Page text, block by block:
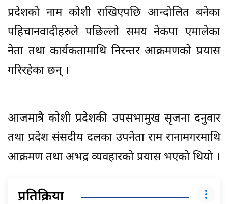
प्रदेशको नाम कोशी राखिएपछि आन्दोलित बनेका
पहिचानवादीहरुले पछिल्लो समय नेकपा एमालेका
नेता तथा कार्यकतामाथि निरन्तर आक्रमणको प्रयास
गरिरहेका छन् ।
आजमात्रै कोशी प्रदेशकी उपसभामुख सृजना दनुवार
तथा प्रदेश संसदीय दलका उपनेता राम रानामगरमाथि
आक्रमण तथा अभद्र व्यवहारको प्रयास भएको थियो ।
प्रतिक्रिया